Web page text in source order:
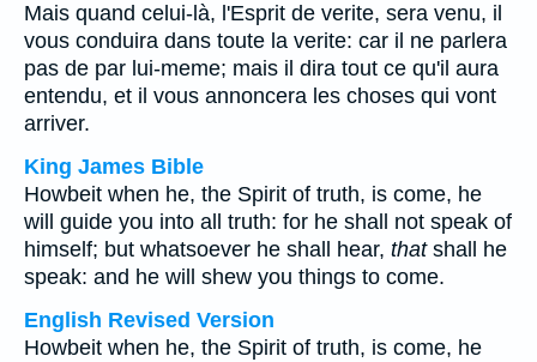
Mais quand celui-là, l'Esprit de verite, sera venu, il
vous conduira dans toute la verite: car il ne parlera
pas de par lui-meme; mais il dira tout ce qu'il aura
entendu, et il vous annoncera les choses qui vont
arriver.
King James Bible
Howbeit when he, the Spirit of truth, is come, he
will guide you into all truth: for he shall not speak of
himself; but whatsoever he shall hear, thatshall he
speak: and he will shew you things to come.
English Revised Version
Howbeit when he, the Spirit of truth, is come, he